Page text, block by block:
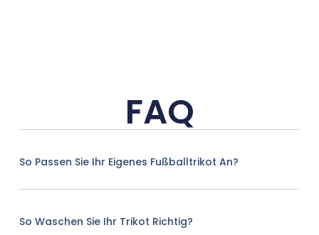
FAQ
So Passen Sie Ihr Eigenes Fußballtrikot An?
So Waschen Sie Ihr Trikot Richtig?